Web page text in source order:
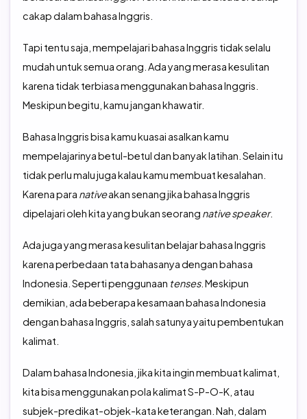
cakap dalam bahasa Inggris.
Tapi tentu saja, mempelajari bahasa Inggris tidak selalu
mudah untuk semua orang. Ada yang merasa kesulitan
karena tidak terbiasa menggunakan bahasa Inggris.
Meskipun begitu, kamu jangan khawatir.
Bahasa Inggris bisa kamu kuasai asalkan kamu
mempelajarinya betul-betul dan banyak latihan. Selain itu
tidak perlu malu juga kalau kamu membuat kesalahan.
Karena para nativeakan senang jika bahasa Inggris
dipelajari oleh kita yang bukan seorang native speaker.
Ada juga yang merasa kesulitan belajar bahasa Inggris
karena perbedaan tata bahasanya dengan bahasa
Indonesia. Seperti penggunaan tenses. Meskipun
demikian, ada beberapa kesamaan bahasa Indonesia
dengan bahasa Inggris, salah satunya yaitu pembentukan
kalimat.
Dalam bahasa Indonesia, jika kita ingin membuat kalimat,
kita bisa menggunakan pola kalimat S-P-O-K, atau
subjek-predikat-objek-kata keterangan. Nah, dalam